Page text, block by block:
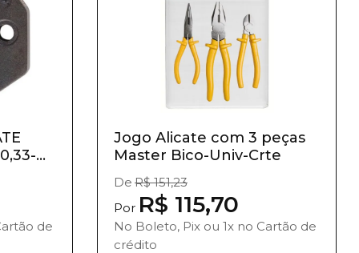
de
Jogo Alicate com 3 peças
Master Bico-Univ-Crte
De R$ 151,23
Por R$ 115,70
No Boleto, Pix ou 1x no Cartão de
crédito